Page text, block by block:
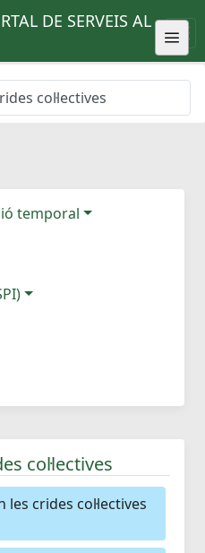
DE SERVEIS AL
col·lectives
temporal
col·lectives
les crides col·lectives